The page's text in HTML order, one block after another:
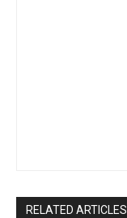
RELATED ARTICLES